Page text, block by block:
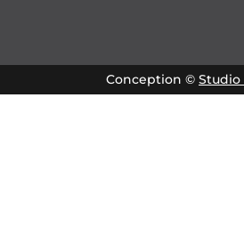
Conception © Studio